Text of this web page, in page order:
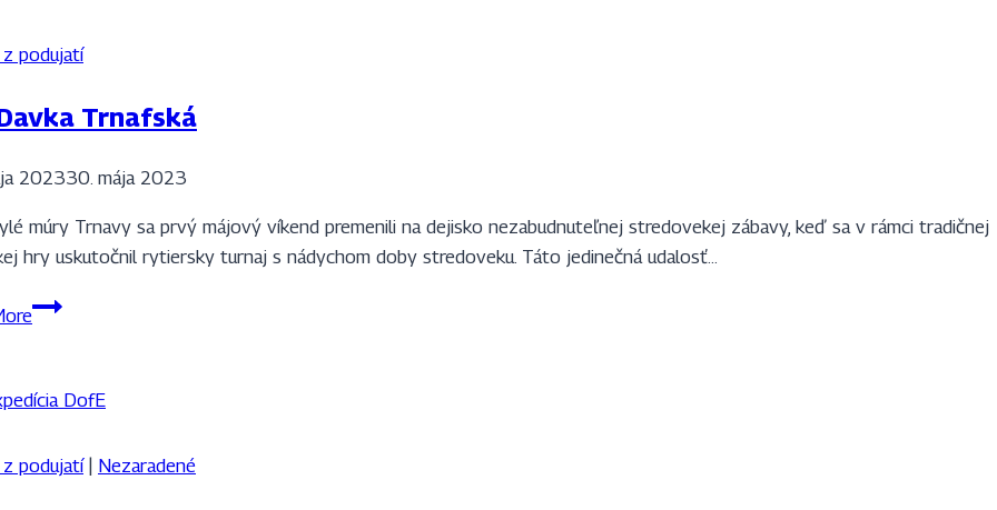
z podujatí
Trnafská
202330. mája 2023
múry Trnavy sa prvý májový víkend premenili na dejisko nezabudnuteľnej stredovekej zábavy, keď sa v rámci tradičnej
hry uskutočnil rytiersky turnaj s nádychom doby stredoveku. Táto jedinečná udalosť…
ZVEDavka
z podujatí| Nezaradené